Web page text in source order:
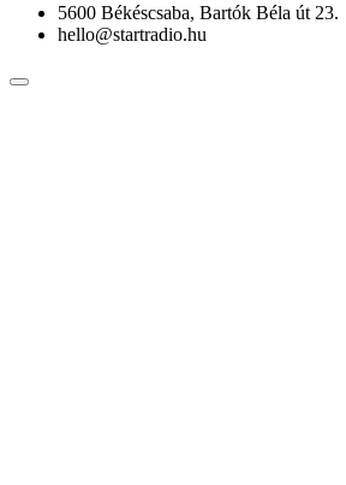
5600 Békéscsaba, Bartók Béla út 23.
hello@startradio.hu